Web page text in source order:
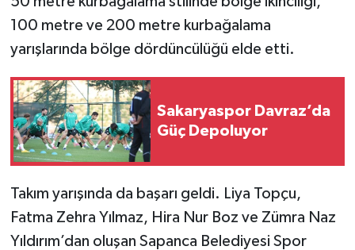
100 metre ve 200 metre kurbağalama
yarışlarında bölge dördüncülüğü elde etti.
Sakaryaspor Davraz’da
Güç Depoluyor
Takım yarışında da başarı geldi. Liya Topçu,
Fatma Zehra Yılmaz, Hira Nur Boz ve Zümra Naz
Yıldırım’dan oluşan Sapanca Belediyesi Spor